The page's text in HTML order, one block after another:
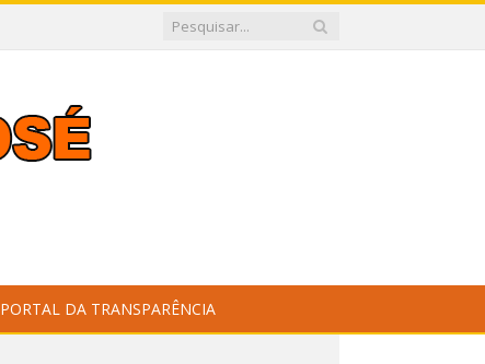
PORTAL DA TRANSPARÊNCIA